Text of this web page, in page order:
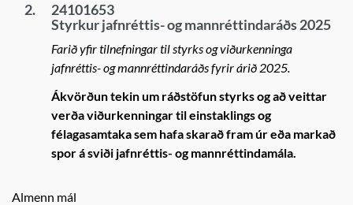
2.
24101653
Styrkur jafnréttis- og mannréttindaráðs 2025
Farið yfir tilnefningar til styrks og viðurkenninga
jafnréttis- og mannréttindaráðs fyrir árið 2025.
Ákvörðun tekin um ráðstöfun styrks og að veittar
verða viðurkenningar til einstaklings og
félagasamtaka sem hafa skarað fram úr eða markað
spor á sviði jafnréttis- og mannréttindamála.
Almenn mál